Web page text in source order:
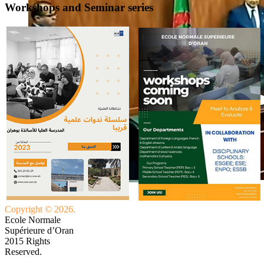
Workshops and Seminar series
Copyright © 2026.
Ecole Normale
Supérieure d’Oran
2015 Rights
Reserved.